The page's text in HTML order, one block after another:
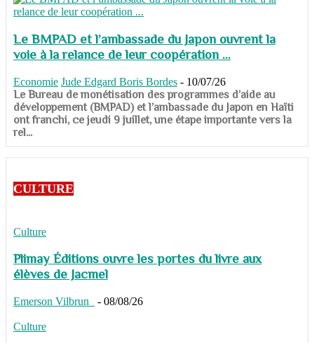
Le BMPAD et l’ambassade du Japon ouvrent la
voie à la relance de leur coopération ...
Economie Jude Edgard Boris Bordes - 10/07/26
​​​​​​​Le Bureau de monétisation des programmes d’aide au
développement (BMPAD) et l’ambassade du Japon en Haïti
ont franchi, ce jeudi 9 juillet, une étape importante vers la
rel...
CULTURE
Culture
Plimay Éditions ouvre les portes du livre aux
élèves de Jacmel
Emerson Vilbrun - 08/08/26
Culture